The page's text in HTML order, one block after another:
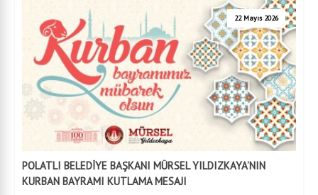
22 Mayıs 2026
POLATLI BELEDİYE BAŞKANI MÜRSEL YILDIZKAYA’NIN
KURBAN BAYRAMI KUTLAMA MESAJI